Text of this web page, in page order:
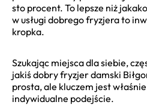
sto procent. To lepsze niż
w usługi dobrego fryzjera to
kropka.
Szukając miejsca dla siebie,
jakiś dobry fryzjer damski
prosta, ale kluczem jest
indywidualne podejście.